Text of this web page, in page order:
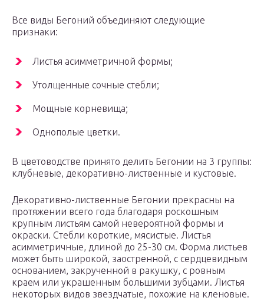
Все виды Бегоний объединяют следующие
признаки:
Листья асимметричной формы;
Утолщенные сочные стебли;
Мощные корневища;
Однополые цветки.
В цветоводстве принято делить Бегонии на 3 группы:
клубневые, декоративно-лиственные и кустовые.
Декоративно-лиственные Бегонии прекрасны на
протяжении всего года благодаря роскошным
крупным листьям самой невероятной формы и
окраски. Стебли короткие, мясистые. Листья
асимметричные, длиной до 25-30 см. Форма листьев
может быть широкой, заостренной, с сердцевидным
основанием, закрученной в ракушку, с ровным
краем или украшенным большими зубцами. Листья
некоторых видов звездчатые, похожие на кленовые.